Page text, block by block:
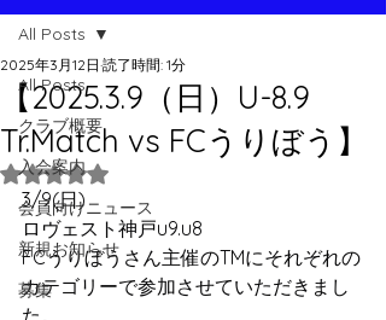
All Posts
クラブ概要
入会案内
会員向けニュース
新規お知らせ
募集
All Posts
【2025.3.9（日）U-8.9
Tr.Match vs FCうりぼう】
2025年3月12日 読了時間: 1分
5つ星のうちNaNと評価されています。
3/9(日)
ロヴェスト神戸u9.u8
FCうりぼうさん主催のTMにそれぞれの
カテゴリーで参加させていただきまし
た。